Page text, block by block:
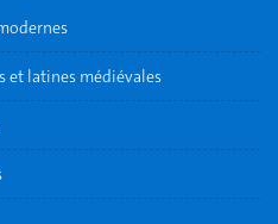
et latines médiévales